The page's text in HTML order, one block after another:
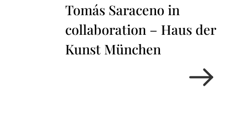
Tomás Saraceno in
collaboration – Haus der
Kunst München